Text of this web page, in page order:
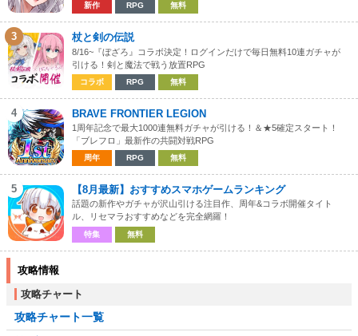
新作 RPG 無料
3 杖と剣の伝説
8/16~『ぼざろ』コラボ決定！ログインだけで毎日無料10連ガチャが
引ける！剣と魔法で戦う放置RPG
コラボ RPG 無料
4 BRAVE FRONTIER LEGION
1周年記念で最大1000連無料ガチャが引ける！＆★5確定スタート！
「ブレフロ」最新作の共闘対戦RPG
周年 RPG 無料
5 【8月最新】おすすめスマホゲームランキング
話題の新作やガチャが沢山引ける注目作、周年&コラボ開催タイト
ル、リセマラおすすめなどを完全網羅！
特集 無料
攻略情報
攻略チャート
攻略チャート一覧